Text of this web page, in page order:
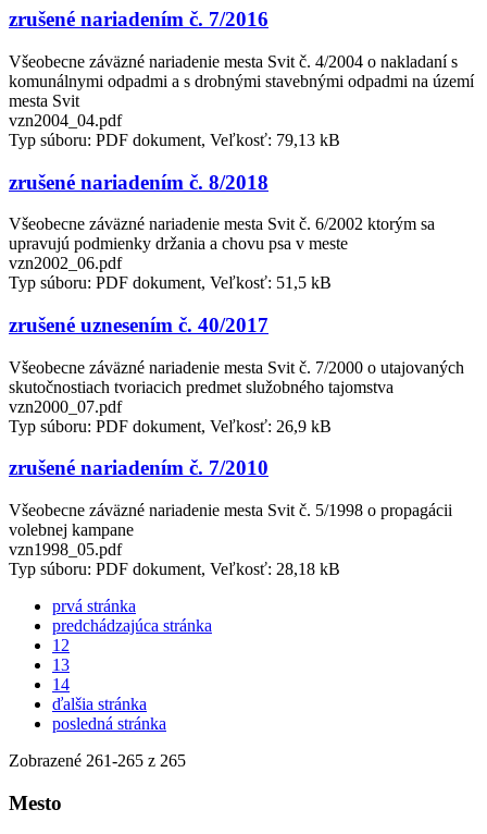
zrušené nariadením č. 7/2016
Všeobecne záväzné nariadenie mesta Svit č. 4/2004 o nakladaní s
komunálnymi odpadmi a s drobnými stavebnými odpadmi na území
mesta Svit
vzn2004_04.pdf
Typ súboru: PDF dokument, Veľkosť: 79,13 kB
zrušené nariadením č. 8/2018
Všeobecne záväzné nariadenie mesta Svit č. 6/2002 ktorým sa
upravujú podmienky držania a chovu psa v meste
vzn2002_06.pdf
Typ súboru: PDF dokument, Veľkosť: 51,5 kB
zrušené uznesením č. 40/2017
Všeobecne záväzné nariadenie mesta Svit č. 7/2000 o utajovaných
skutočnostiach tvoriacich predmet služobného tajomstva
vzn2000_07.pdf
Typ súboru: PDF dokument, Veľkosť: 26,9 kB
zrušené nariadením č. 7/2010
Všeobecne záväzné nariadenie mesta Svit č. 5/1998 o propagácii
volebnej kampane
vzn1998_05.pdf
Typ súboru: PDF dokument, Veľkosť: 28,18 kB
prvá stránka
predchádzajúca stránka
12
13
14
ďalšia stránka
posledná stránka
Zobrazené 261-265 z 265
Mesto